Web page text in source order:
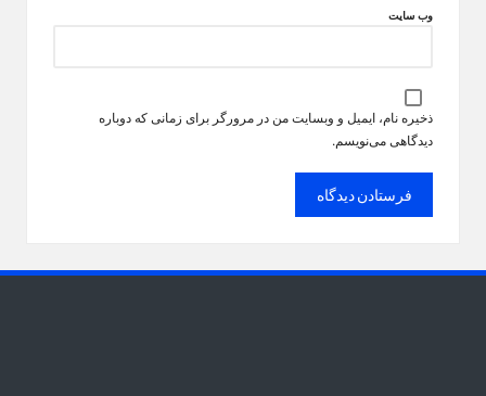
وب‌ سایت
ذخیره نام، ایمیل و وبسایت من در مرورگر برای زمانی که دوباره
دیدگاهی می‌نویسم.